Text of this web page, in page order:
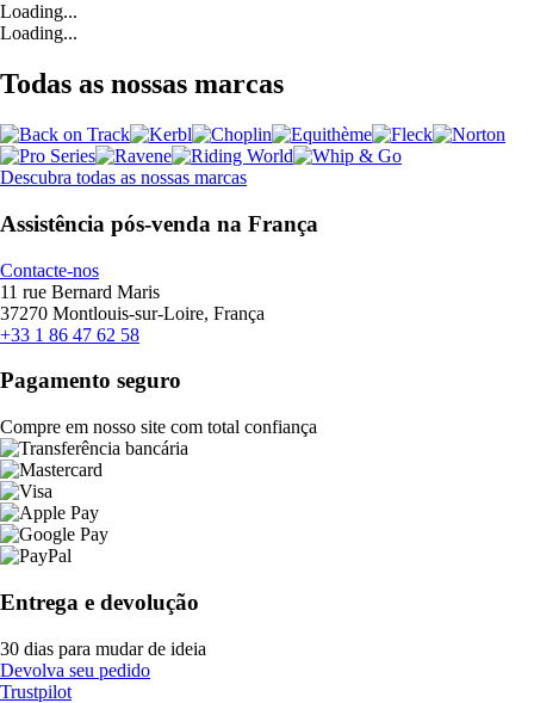
Loading...
Loading...
Todas as nossas marcas
Descubra todas as nossas marcas
Assistência pós-venda na França
Contacte-nos
11 rue Bernard Maris
37270 Montlouis-sur-Loire, França
+33 1 86 47 62 58
Pagamento seguro
Compre em nosso site com total confiança
Entrega e devolução
30 dias para mudar de ideia
Devolva seu pedido
Trustpilot